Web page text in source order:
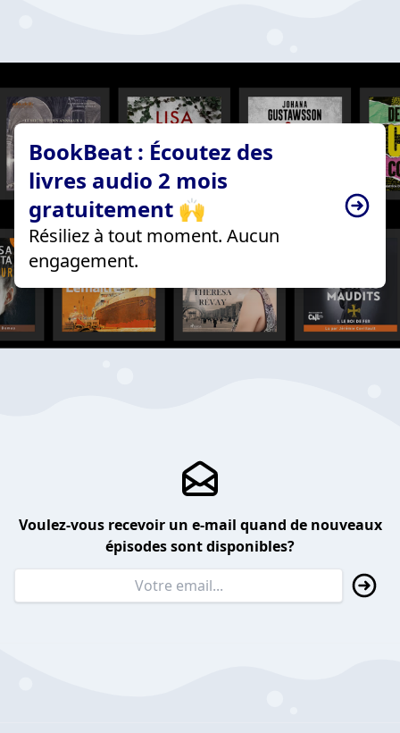
BookBeat : Écoutez des
livres audio 2 mois
gratuitement 🙌
Résiliez à tout moment. Aucun
engagement.
Voulez-vous recevoir un e-mail quand de nouveaux
épisodes sont disponibles?